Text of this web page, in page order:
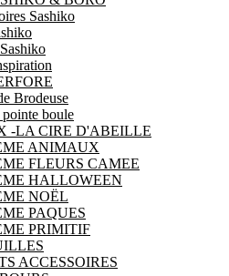
Sashiko
Brodeuse
boule
-LA CIRE D'ABEILLE
ANIMAUX
FLEURS CAMEE
HALLOWEEN
NOËL
PAQUES
PRIMITIF
ACCESSOIRES